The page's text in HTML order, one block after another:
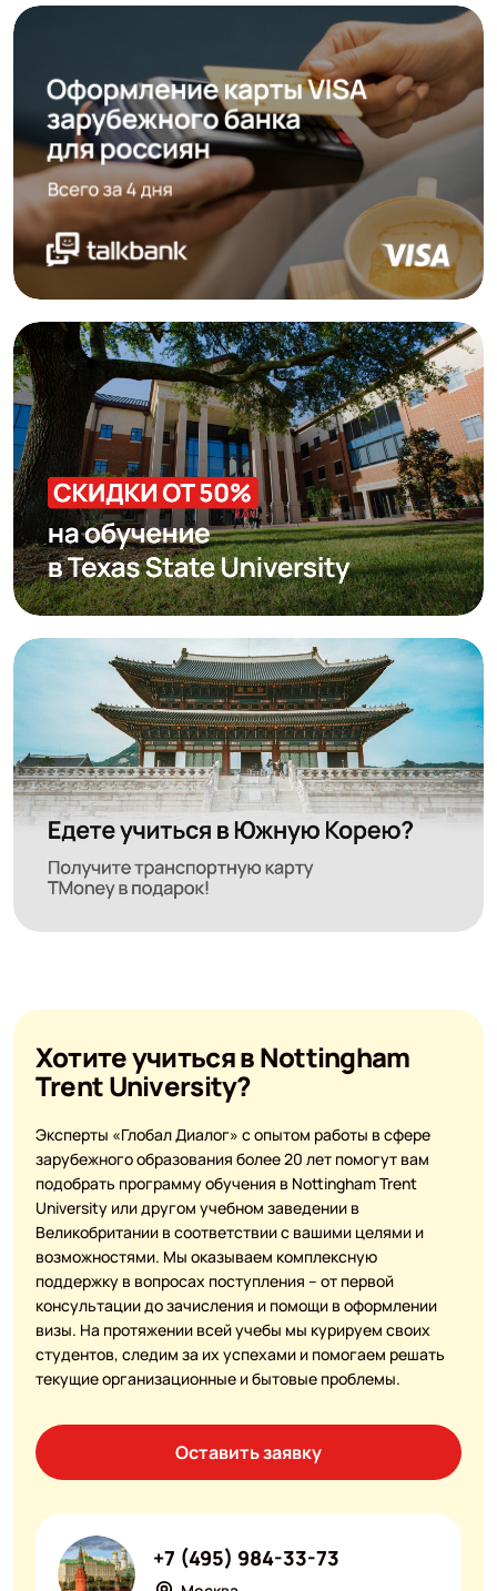
Хотите учиться в Nottingham
Trent University?
Эксперты «Глобал Диалог» с опытом работы в сфере
зарубежного образования более 20 лет помогут вам
подобрать программу обучения в Nottingham Trent
University или другом учебном заведении в
Великобритании в соответствии с вашими целями и
возможностями. Мы оказываем комплексную
поддержку в вопросах поступления – от первой
консультации до зачисления и помощи в оформлении
визы. На протяжении всей учебы мы курируем своих
студентов, следим за их успехами и помогаем решать
текущие организационные и бытовые проблемы.
Оставить заявку
+7 (495) 984-33-73